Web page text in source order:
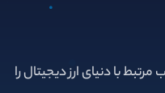
با دنیای ارز دیجیتال را